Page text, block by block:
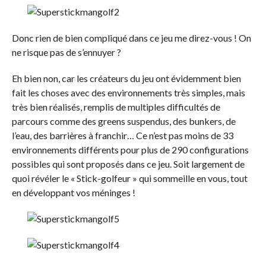
Donc rien de bien compliqué dans ce jeu me direz-vous ! On
ne risque pas de s’ennuyer ?
Eh bien non, car les créateurs du jeu ont évidemment bien
fait les choses avec des environnements très simples, mais
très bien réalisés, remplis de multiples difficultés de
parcours comme des greens suspendus, des bunkers, de
l’eau, des barrières à franchir… Ce n’est pas moins de 33
environnements différents pour plus de 290 configurations
possibles qui sont proposés dans ce jeu. Soit largement de
quoi révéler le « Stick-golfeur » qui sommeille en vous, tout
en développant vos méninges !